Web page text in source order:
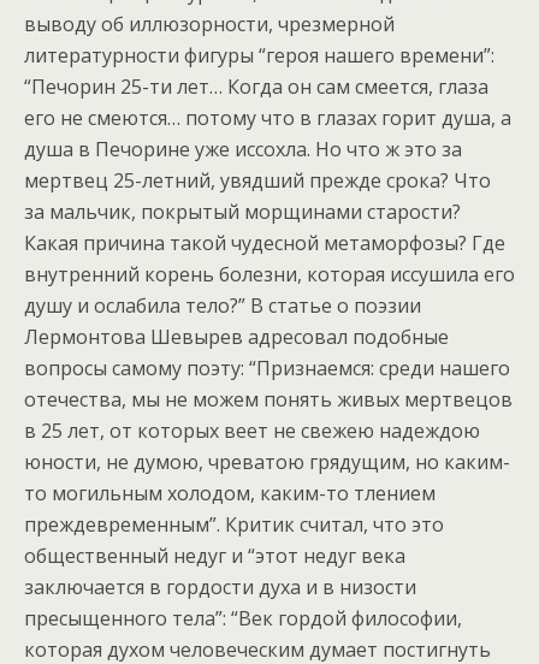
выводу об иллюзорности, чрезмерной
литературности фигуры “героя нашего времени”:
“Печорин 25-ти лет… Когда он сам смеется, глаза
его не смеются… потому что в глазах горит душа, а
душа в Печорине уже иссохла. Но что ж это за
мертвец 25-летний, увядший прежде срока? Что
за мальчик, покрытый морщинами старости?
Какая причина такой чудесной метаморфозы? Где
внутренний корень болезни, которая иссушила его
душу и ослабила тело?” В статье о поэзии
Лермонтова Шевырев адресовал подобные
вопросы самому поэту: “Признаемся: среди нашего
отечества, мы не можем понять живых мертвецов
в 25 лет, от которых веет не свежею надеждою
юности, не думою, чреватою грядущим, но каким-
то могильным холодом, каким-то тлением
преждевременным”. Критик считал, что это
общественный недуг и “этот недуг века
заключается в гордости духа и в низости
пресыщенного тела”: “Век гордой философии,
которая духом человеческим думает постигнуть